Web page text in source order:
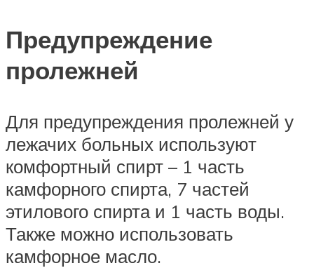
Предупреждение
пролежней
Для предупреждения пролежней у
лежачих больных используют
комфортный спирт – 1 часть
камфорного спирта, 7 частей
этилового спирта и 1 часть воды.
Также можно использовать
камфорное масло.